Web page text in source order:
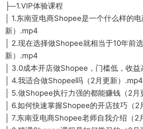
├─1.VIP体验课程
│ 1.东南亚电商Shopee是一个什么样的
新）.mp4
│ 2.现在选择做Shopee就相当于10年前
新）.mp4
│ 3.0成本开店做Shopee，门槛低，收
│ 4.我适合做Shopee吗（2月更新）.mp4
│ 5.做Shopee执行力强的都能赚钱（2
│ 6.如何快速掌握Shopee的开店技巧（
│ 7.东南亚电商Shopee老师自我介绍（